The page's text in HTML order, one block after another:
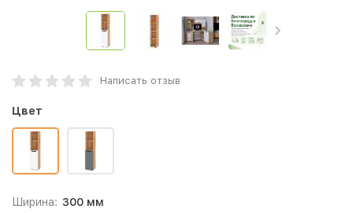
Написать отзыв
Цвет
Ширина: 300 мм